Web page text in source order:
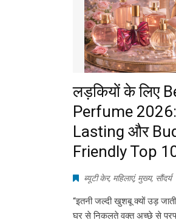
लड़कियों के लिए
Perfume
Lasting और
Friendly Top
ब्यूटी केर, महिलाएं, मुख्य, सौंदर्य
“इतनी जल्दी खुशबू क्यों उड़
घर से निकलते वक्त अच्छे से